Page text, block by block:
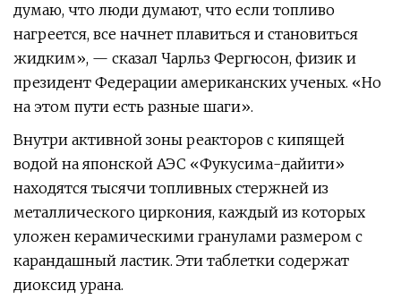
думаю, что люди думают, что если топливо
нагреется, все начнет плавиться и становиться
жидким», — сказал Чарльз Фергюсон, физик и
президент Федерации американских ученых. «Но
на этом пути есть разные шаги».
Внутри активной зоны реакторов с кипящей
водой на японской АЭС «Фукусима-дайити»
находятся тысячи топливных стержней из
металлического циркония, каждый из которых
уложен керамическими гранулами размером с
карандашный ластик. Эти таблетки содержат
диоксид урана.